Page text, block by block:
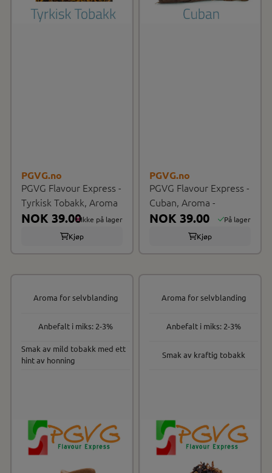
PGVG.no
PGVG Flavour Express -
Tyrkisk Tobakk, Aroma
NOK 39.00Ikke på lager
Kjøp
PGVG.no
PGVG Flavour Express -
Cuban, Aroma -
NOK 39.00
På lager
Kjøp
Aroma for selvblanding
Anbefalt i miks: 2-3%
Smak av mild tobakk med ett
hint av honning
Aroma for selvblanding
Anbefalt i miks: 2-3%
Smak av kraftig tobakk